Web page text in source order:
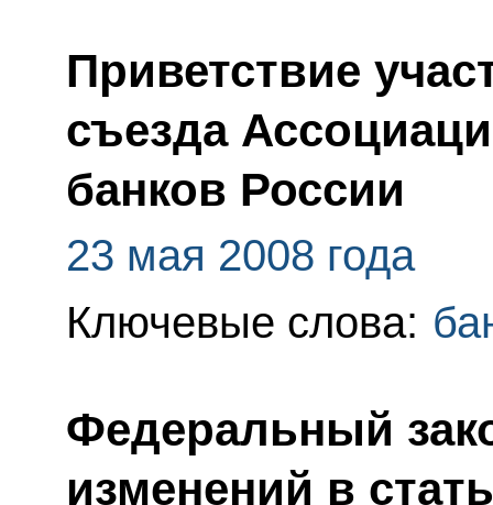
Приветствие
съезда
банков России
23 мая 2008 года
Ключевые слова:
Федеральный
изменений в